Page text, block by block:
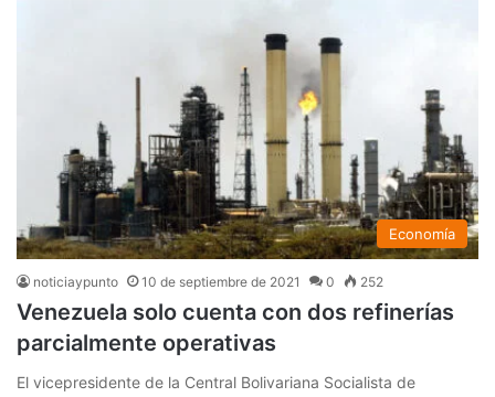
Economía
noticiaypunto 10 de septiembre de 2021 0 252
Venezuela solo cuenta con dos refinerías
parcialmente operativas
El vicepresidente de la Central Bolivariana Socialista de